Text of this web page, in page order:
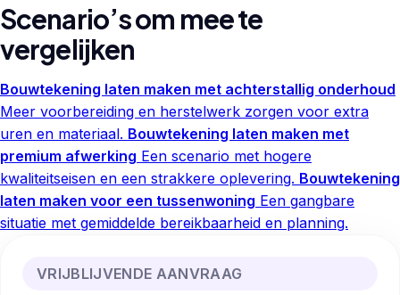
Scenario’s om mee te
vergelijken
Bouwtekening laten maken met achterstallig onderhoud
Meer voorbereiding en herstelwerk zorgen voor extra
uren en materiaal. Bouwtekening laten maken met
premium afwerking Een scenario met hogere
kwaliteitseisen en een strakkere oplevering. Bouwtekening
laten maken voor een tussenwoning Een gangbare
situatie met gemiddelde bereikbaarheid en planning.
VRIJBLIJVENDE AANVRAAG